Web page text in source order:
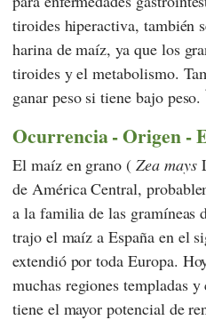
tiroides hiperactiva, también
harina de maíz, ya que los
tiroides y el metabolismo.
ganar peso si tiene bajo peso.
Ocurrencia - Origen -
El maíz en grano ( Zea mays
de América Central,
a la familia de las gramíneas
trajo el maíz a España en el
extendió por toda Europa.
muchas regiones templadas
tiene el mayor potencial de